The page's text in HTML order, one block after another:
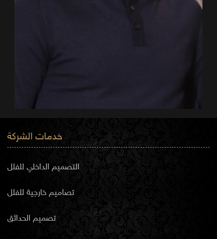
خدمات الشركة
التصميم الداخلي للفلل
تصاميم خارجية للفلل
تصميم الحدائق